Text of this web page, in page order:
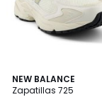
NEW BALANCE
Zapatillas 725